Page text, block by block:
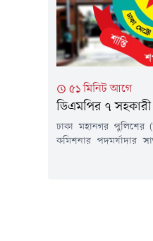
বক্তব্যে পরিবেশ, বন ও...
৫১ মিনিট আগে
ডিএমপির ৭
ঢাকা মহানগর পুলিশের
কমিশনার পদমর্যাদার